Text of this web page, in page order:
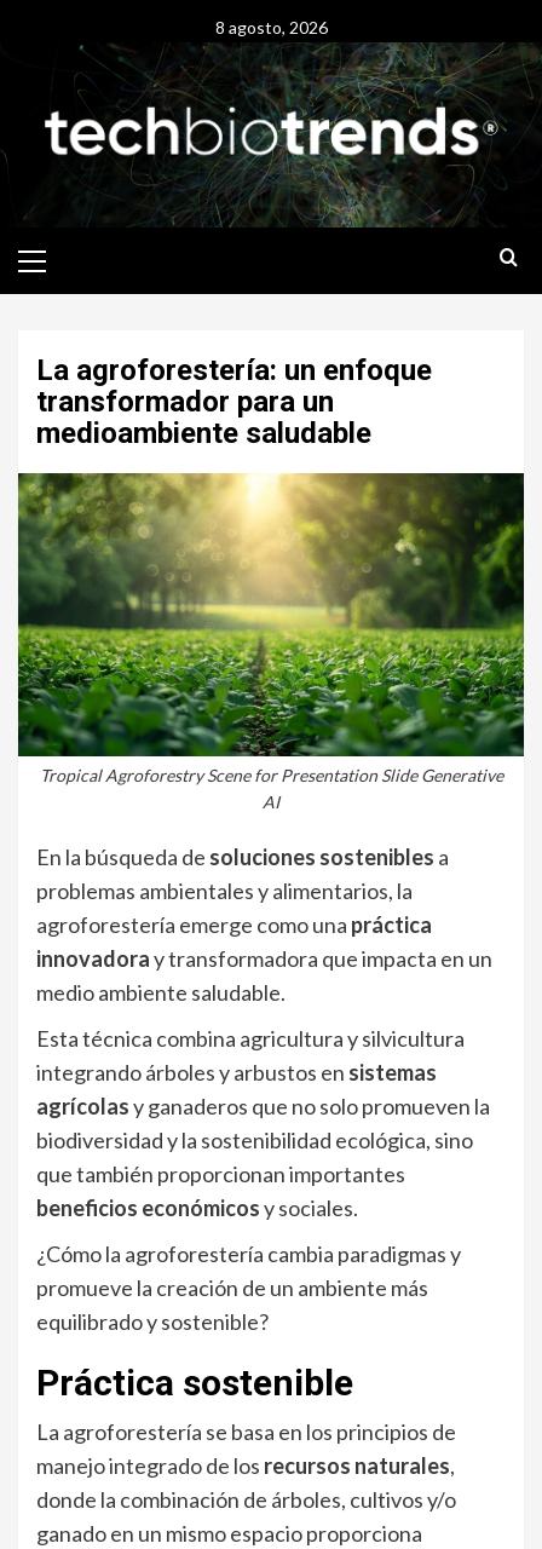
8 agosto, 2026
Menu
La agroforestería: un enfoque
transformador para un
medioambiente saludable
Tropical Agroforestry Scene for Presentation Slide Generative
AI
En la búsqueda de soluciones sostenibles a
problemas ambientales y alimentarios, la
agroforestería emerge como una práctica
innovadoray transformadora que impacta en un
medio ambiente saludable.
Esta técnica combina agricultura y silvicultura
integrando árboles y arbustos en sistemas
agrícolasy ganaderos que no solo promueven la
biodiversidad y la sostenibilidad ecológica, sino
que también proporcionan importantes
beneficios económicosy sociales.
¿Cómo la agroforestería cambia paradigmas y
promueve la creación de un ambiente más
equilibrado y sostenible?
Práctica sostenible
La agroforestería se basa en los principios de
manejo integrado de los recursos naturales,
donde la combinación de árboles, cultivos y/o
ganado en un mismo espacio proporciona